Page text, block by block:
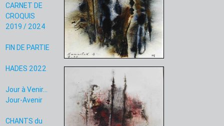
CARNET DE
CROQUIS
2019 / 2024
FIN DE PARTIE
HADES 2022
Jour à Venir...
Jour-Avenir
CHANTS du